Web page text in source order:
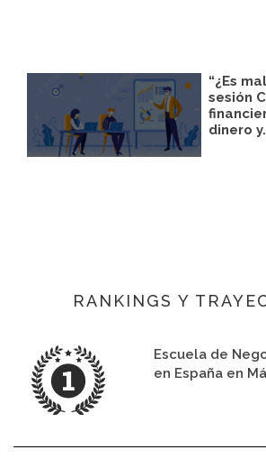
“¿Es
sesión
dinero
RANKINGS Y
Escuela de
en España en